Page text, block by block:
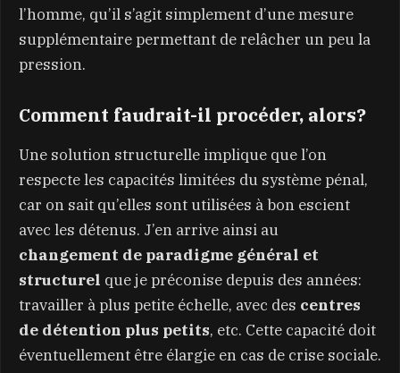
l’homme, qu’il s’agit simplement d’une mesure
supplémentaire permettant de relâcher un peu la
pression.
Comment faudrait-il procéder, alors?
Une solution structurelle implique que l’on
respecte les capacités limitées du système pénal,
car on sait qu’elles sont utilisées à bon escient
avec les détenus. J’en arrive ainsi au
changement de paradigme général et
structurel que je préconise depuis des années:
travailler à plus petite échelle, avec des centres
de détention plus petits, etc. Cette capacité doit
éventuellement être élargie en cas de crise sociale.